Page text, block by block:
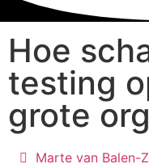
Hoe
testing
grote
Marte van Balen-